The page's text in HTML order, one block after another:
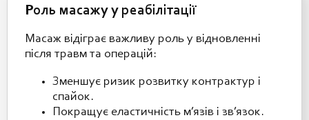
Роль масажу у реабілітації
Масаж відіграє важливу роль у відновленні
після травм та операцій:
Зменшує ризик розвитку контрактур і
спайок.
Покращує еластичність м’язів і зв’язок.